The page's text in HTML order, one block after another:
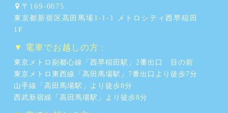
〒169-0075
東京都新宿区高田馬場1-1-1 メトロシティ西早稲田
1F
▼ 電車でお越しの方 :
東京メトロ副都心線「西早稲田駅」2番出口 目の前
東京メトロ東西線「高田馬場駅」7番出口より徒歩7分
山手線「高田馬場駅」より徒歩8分
西武新宿線「高田馬場駅」より徒歩8分